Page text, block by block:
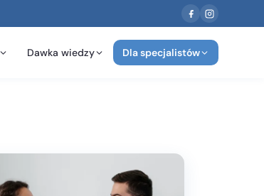
Dawka wiedzy Dla specjalistów